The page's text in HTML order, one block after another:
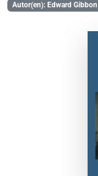
Autor(en): Edward Gibbon